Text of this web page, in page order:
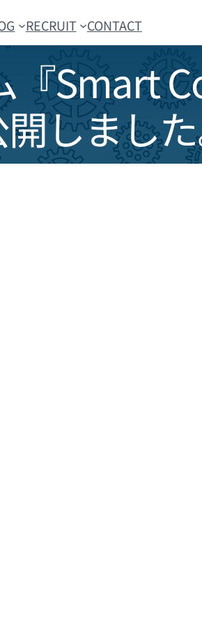
RECRUIT CONTACT
Smart
しまし